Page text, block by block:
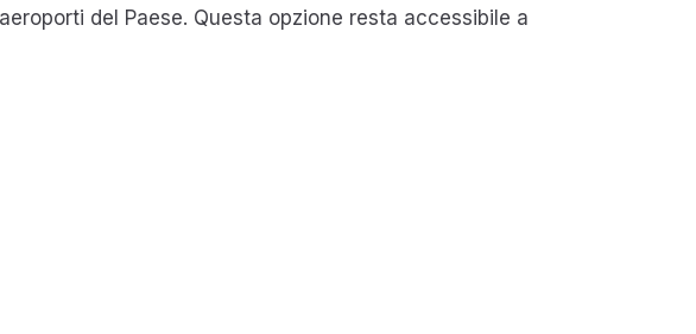
del Paese. Questa opzione resta accessibile a